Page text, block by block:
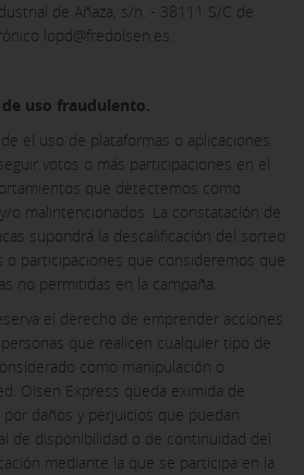
de Añaza, s/n. - 38111 S/C de
lopd@fredolsen.es.
de uso fraudulento.
el uso de plataformas o aplicaciones
votos o más participaciones en el
que detectemos como
o malintencionados. La constatación de
supondrá la descalificación del sorteo
o participaciones que consideremos que
no permitidas en la campaña.
el derecho de emprender acciones
que realicen cualquier tipo de
como manipulación o
Olsen Express queda eximida de
daños y perjuicios que puedan
de disponibilidad o de continuidad del
mediante la que se participa en la